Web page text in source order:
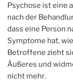
Psychose ist eine
nach der
dass eine Person
Symptome hat,
Betroffene zieht
Äußeres und
nicht mehr.